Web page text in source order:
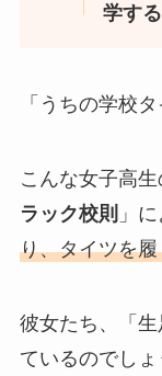
学す
「うちの学校
こんな女子高
ラック校則 」
り、タイツを
彼女たち、「
ているのでしょ